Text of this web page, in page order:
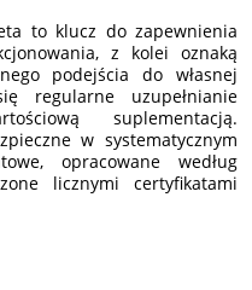
to klucz do zapewnienia
z kolei oznaką
podejścia do własnej
regularne uzupełnianie
suplementacją.
w systematycznym
opracowane według
licznymi certyfikatami